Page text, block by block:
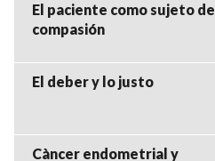
El paciente como sujeto de
compasión
El deber y lo justo
Càncer endometrial y